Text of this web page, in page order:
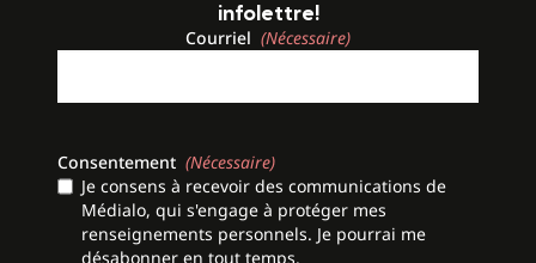
infolettre!
Courriel (Nécessaire)
Consentement (Nécessaire)
Je consens à recevoir des communications de
Médialo, qui s'engage à protéger mes
renseignements personnels. Je pourrai me
désabonner en tout temps.